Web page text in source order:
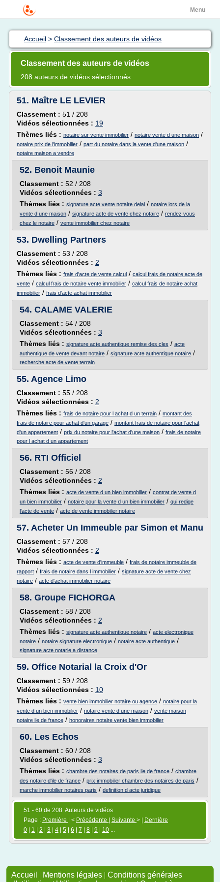
Menu
Accueil > Classement des auteurs de vidéos
Classement des auteurs de vidéos
208 auteurs de vidéos sélectionnés
51. Maître LE LEVIER
Classement : 51 / 208
Vidéos sélectionnées : 19
Thèmes liés : notaire sur vente immobilier / notaire vente d une maison /
notaire prix de l'immobilier / part du notaire dans la vente d'une maison /
notaire maison a vendre
52. Benoit Maunie
Classement : 52 / 208
Vidéos sélectionnées : 3
Thèmes liés : signature acte vente notaire delai / notaire lors de la
vente d une maison / signature acte de vente chez notaire / rendez vous
chez le notaire / vente immobilier chez notaire
53. Dwelling Partners
Classement : 53 / 208
Vidéos sélectionnées : 2
Thèmes liés : frais d'acte de vente calcul / calcul frais de notaire acte de
vente / calcul frais de notaire vente immobilier / calcul frais de notaire achat
immobilier / frais d'acte achat immobilier
54. CALAME VALERIE
Classement : 54 / 208
Vidéos sélectionnées : 3
Thèmes liés : signature acte authentique remise des cles / acte
authentique de vente devant notaire / signature acte authentique notaire /
recherche acte de vente terrain
55. Agence Limo
Classement : 55 / 208
Vidéos sélectionnées : 2
Thèmes liés : frais de notaire pour l achat d un terrain / montant des
frais de notaire pour achat d'un garage / montant frais de notaire pour l'achat
d'un appartement / prix du notaire pour l'achat d'une maison / frais de notaire
pour l achat d un appartement
56. RTI Officiel
Classement : 56 / 208
Vidéos sélectionnées : 2
Thèmes liés : acte de vente d un bien immobilier / contrat de vente d
un bien immobilier / notaire pour la vente d un bien immobilier / qui redige
l'acte de vente / acte de vente immobilier notaire
57. Acheter Un Immeuble par Simon et Manu
Classement : 57 / 208
Vidéos sélectionnées : 2
Thèmes liés : acte de vente d'immeuble / frais de notaire immeuble de
rapport / frais de notaire dans l immobilier / signature acte de vente chez
notaire / acte d'achat immobilier notaire
58. Groupe FICHORGA
Classement : 58 / 208
Vidéos sélectionnées : 2
Thèmes liés : signature acte authentique notaire / acte electronique
notaire / notaire signature electronique / notaire acte authentique /
signature acte notarie a distance
59. Office Notarial la Croix d'Or
Classement : 59 / 208
Vidéos sélectionnées : 10
Thèmes liés : vente bien immobilier notaire ou agence / notaire pour la
vente d un bien immobilier / notaire vente d une maison / vente maison
notaire ile de france / honoraires notaire vente bien immobilier
60. Les Echos
Classement : 60 / 208
Vidéos sélectionnées : 3
Thèmes liés : chambre des notaires de paris ile de france / chambre
des notaire d'ile de france / prix immobilier chambre des notaires de paris /
marche immobilier notaires paris / definition d acte juridique
51 - 60 de 208 Auteurs de vidéos
Page : Première | < Précédente Suivante > |
Dernière
0
1 2 3 4 5 6 7 8 9 10 ...
Accueil | Mentions légales | Conditions générales